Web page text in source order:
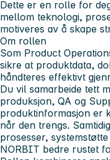
Dette er en rolle for
mellom teknologi,
motiveres av å skape
Om rollen
Som Product
sikre at produktdata,
håndteres effektivt
Du vil samarbeide tett
produksjon, QA og
produktinformasjon er
når den trengs.
prosesser,
NORBIT bedre rustet